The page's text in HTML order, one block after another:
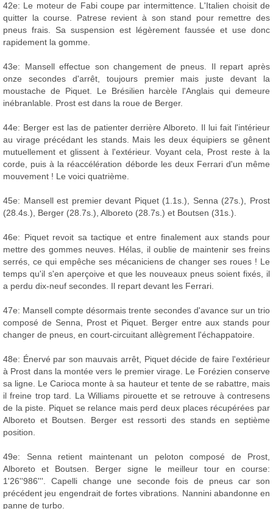
42e: Le moteur de Fabi coupe par intermittence. L'Italien choisit de
quitter la course. Patrese revient à son stand pour remettre des
pneus frais. Sa suspension est légèrement faussée et use donc
rapidement la gomme.
43e: Mansell effectue son changement de pneus. Il repart après
onze secondes d'arrêt, toujours premier mais juste devant la
moustache de Piquet. Le Brésilien harcèle l'Anglais qui demeure
inébranlable. Prost est dans la roue de Berger.
44e: Berger est las de patienter derrière Alboreto. Il lui fait l'intérieur
au virage précédant les stands. Mais les deux équipiers se gênent
mutuellement et glissent à l'extérieur. Voyant cela, Prost reste à la
corde, puis à la réaccélération déborde les deux Ferrari d'un même
mouvement ! Le voici quatrième.
45e: Mansell est premier devant Piquet (1.1s.), Senna (27s.), Prost
(28.4s.), Berger (28.7s.), Alboreto (28.7s.) et Boutsen (31s.).
46e: Piquet revoit sa tactique et entre finalement aux stands pour
mettre des gommes neuves. Hélas, il oublie de maintenir ses freins
serrés, ce qui empêche ses mécaniciens de changer ses roues ! Le
temps qu'il s'en aperçoive et que les nouveaux pneus soient fixés, il
a perdu dix-neuf secondes. Il repart devant les Ferrari.
47e: Mansell compte désormais trente secondes d'avance sur un trio
composé de Senna, Prost et Piquet. Berger entre aux stands pour
changer de pneus, en court-circuitant allègrement l'échappatoire.
48e: Énervé par son mauvais arrêt, Piquet décide de faire l'extérieur
à Prost dans la montée vers le premier virage. Le Forézien conserve
sa ligne. Le Carioca monte à sa hauteur et tente de se rabattre, mais
il freine trop tard. La Williams pirouette et se retrouve à contresens
de la piste. Piquet se relance mais perd deux places récupérées par
Alboreto et Boutsen. Berger est ressorti des stands en septième
position.
49e: Senna retient maintenant un peloton composé de Prost,
Alboreto et Boutsen. Berger signe le meilleur tour en course:
1'26''986'''. Capelli change une seconde fois de pneus car son
précédent jeu engendrait de fortes vibrations. Nannini abandonne en
panne de turbo.